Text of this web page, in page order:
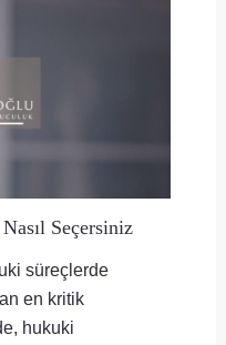
Seçersiniz
süreçlerde
en kritik
hukuki